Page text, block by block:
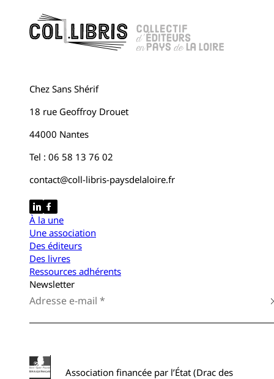
Chez Sans Shérif
18 rue Geoffroy Drouet
44000 Nantes
Tel : 06 58 13 76 02
contact@coll-libris-paysdelaloire.fr
À la une
Une association
Des éditeurs
Des livres
Ressources adhérents
Newsletter
Association financée par l’État (Drac des